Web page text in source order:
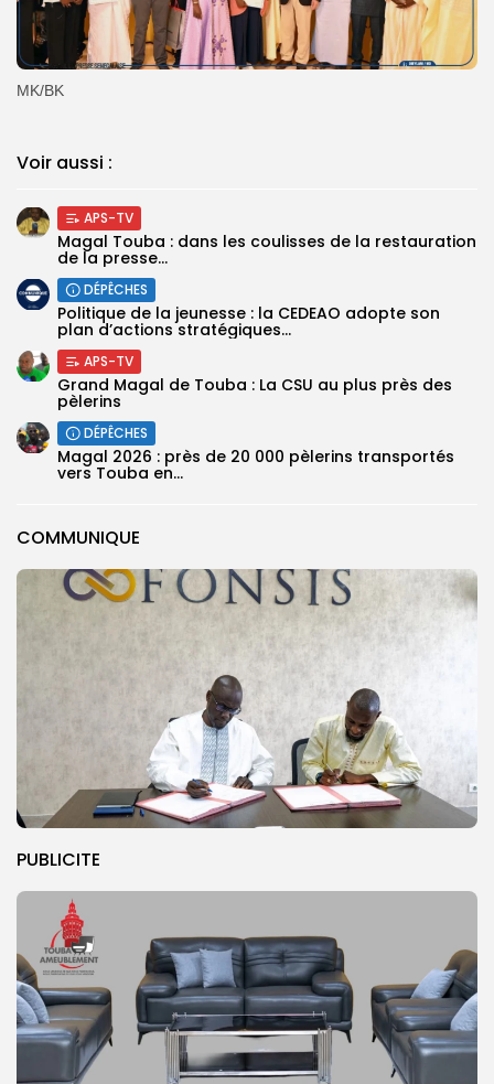
COMMUNIQUE
PUBLICITE
MK/BK
Voir aussi :
APS-TV
Magal Touba : dans les coulisses de la restauration
de la presse...
DÉPÊCHES
Politique de la jeunesse : la CEDEAO adopte son
plan d’actions stratégiques...
APS-TV
Grand Magal de Touba : La CSU au plus près des
pèlerins
DÉPÊCHES
Magal 2026 : près de 20 000 pèlerins transportés
vers Touba en...